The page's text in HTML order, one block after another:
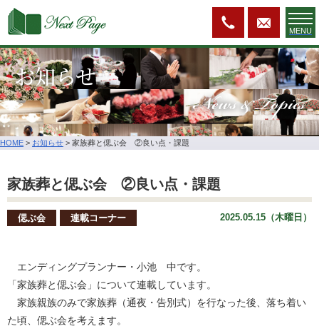
MENU
お知らせ News & Topics
HOME > お知らせ > 家族葬と偲ぶ会 ②良い点・課題
家族葬と偲ぶ会 ②良い点・課題
偲ぶ会 連載コーナー 2025.05.15（木曜日）
エンディングプランナー・小池 中です。
「家族葬と偲ぶ会」について連載しています。
家族親族のみで家族葬（通夜・告別式）を行なった後、落ち着い
た頃、偲ぶ会を考えます。